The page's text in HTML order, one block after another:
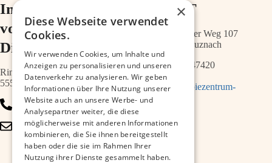
Im Ärztehaus
vor der
Diakonie
Ringstr.64a
55543 Bad Kreuznach
0671 – 79467700
info@therapiezentrum-
kh.de
im ZIMT
Schwabenheimer Weg 107
55543 Bad Kreuznach
0671 – 21547420
info@therapiezentrum-
melias.de
×
Diese Webseite verwendet
Cookies.
Wir verwenden Cookies, um Inhalte und
Anzeigen zu personalisieren und unseren
Datenverkehr zu analysieren. Wir geben
Informationen über Ihre Nutzung unserer
Website auch an unsere Werbe- und
Analysepartner weiter, die diese
möglicherweise mit anderen Informationen
kombinieren, die Sie ihnen bereitgestellt
haben oder die sie im Rahmen Ihrer
Nutzung ihrer Dienste gesammelt haben.